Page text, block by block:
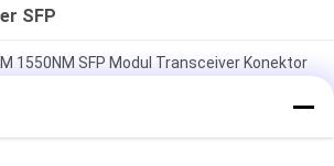
SFP
1550NM SFP Modul Transceiver Konektor
Modul Serat Optik Jarak Jauh 100KM